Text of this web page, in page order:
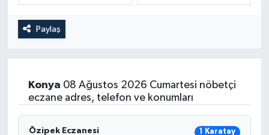
Paylaş
Konya 08 Ağustos 2026 Cumartesi nöbetçi
eczane adres, telefon ve konumları
Özipek Eczanesi 1 Karatay
Spor
Son Dakika Haberleri